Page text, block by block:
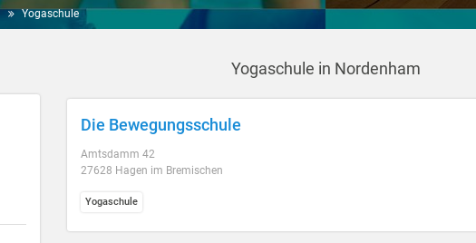
Yogaschule
Yogaschule in Nordenham
Die Bewegungsschule
Amtsdamm 42
27628 Hagen im Bremischen
Yogaschule